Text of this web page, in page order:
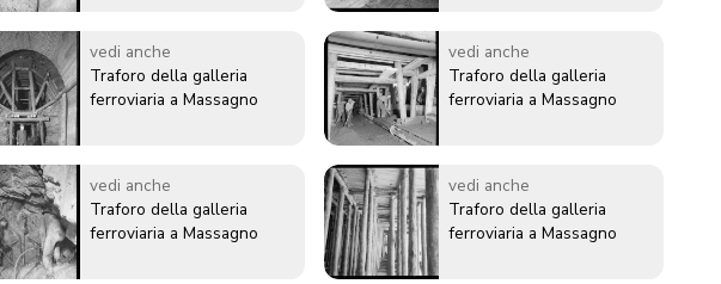
vedi anche
Traforo della galleria
ferroviaria a Massagno
vedi anche
Traforo della galleria
ferroviaria a Massagno
vedi anche
Traforo della galleria
ferroviaria a Massagno
vedi anche
Traforo della galleria
ferroviaria a Massagno